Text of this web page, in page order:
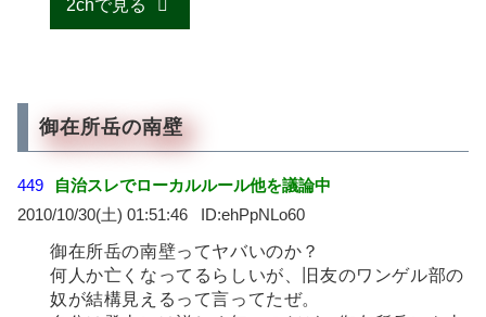
2chで見る
御在所岳の南壁
449
自治スレでローカルルール他を議論中
2010/10/30(土) 01:51:46
ehPpNLo60
御在所岳の南壁ってヤバいのか？
何人か亡くなってるらしいが、旧友のワンゲル部の
奴が結構見えるって言ってたぜ。